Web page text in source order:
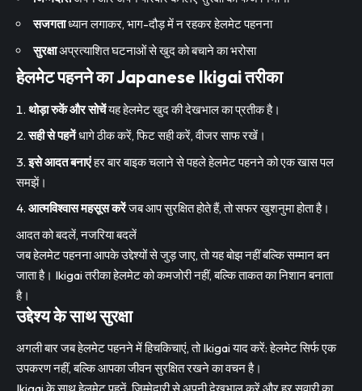
सजगताध्यान लगाकर, भाग-दौड़ में न रहकर हेलमेट पहनना
सुरक्षाअप्रत्याशित घटनाओं से खुद को बचाने का भरोसा
हेलमेट पहनने का Japanese Ikigai तरीका
थोड़ा रुकें और सोचेंयह हेलमेट खुद की देखभाल का प्रतीक है।
सही से पहनेंधागे ठीक करें, फिट सही करें, वीजर साफ रखें।
इसे आदत बनाएंहर बार बाइक चलाने से पहले हेलमेट पहनने को एक खास पल
समझें।
आत्मविश्वास महसूस करेंजब आप सुरक्षित होते हैं, तो सफर खुशनुमा होता है।
आदत को बदलें, नजरिया बदलें
जब हेलमेट पहनना आपके उद्देश्यों से जुड़ जाए, तो यह बोझ नहीं बल्कि सम्मान बन
जाता है। Ikigai तरीका हेलमेट को कमजोरी नहीं, बल्कि ताकत का निशान बनाता
है।
उद्देश्य के साथ सुरक्षा
अगली बार जब हेलमेट पहनने में हिचकिचाएं, तो Ikigai याद करें: हेलमेट सिर्फ एक
उपकरण नहीं, बल्कि आपका जीवन सुरक्षित रखने का वचन है।